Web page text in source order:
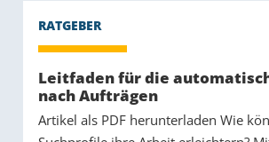
Leitfaden für die
nach Aufträgen
Artikel als PDF herunterladen Wie